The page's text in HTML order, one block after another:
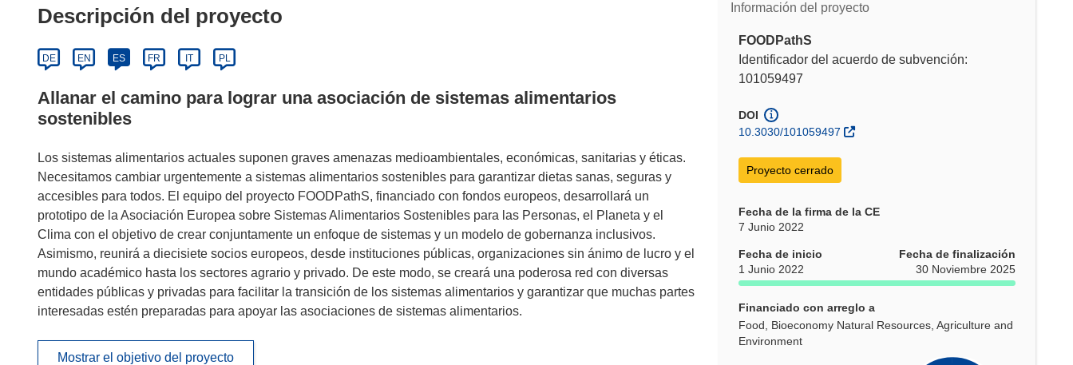
Información del proyecto
FOODPathS
Identificador del acuerdo de subvención:
101059497
DOI
10.3030/101059497
Proyecto cerrado
Fecha de la firma de la CE
7 Junio 2022
Fecha de inicio
1 Junio 2022
Fecha de finalización
30 Noviembre 2025
Financiado con arreglo a
Food, Bioeconomy Natural Resources, Agriculture and
Environment
Descripción del proyecto
DE EN ES FR IT PL
Allanar el camino para lograr una asociación de sistemas alimentarios
sostenibles
Los sistemas alimentarios actuales suponen graves amenazas medioambientales, económicas, sanitarias y éticas.
Necesitamos cambiar urgentemente a sistemas alimentarios sostenibles para garantizar dietas sanas, seguras y
accesibles para todos. El equipo del proyecto FOODPathS, financiado con fondos europeos, desarrollará un
prototipo de la Asociación Europea sobre Sistemas Alimentarios Sostenibles para las Personas, el Planeta y el
Clima con el objetivo de crear conjuntamente un enfoque de sistemas y un modelo de gobernanza inclusivos.
Asimismo, reunirá a diecisiete socios europeos, desde instituciones públicas, organizaciones sin ánimo de lucro y el
mundo académico hasta los sectores agrario y privado. De este modo, se creará una poderosa red con diversas
entidades públicas y privadas para facilitar la transición de los sistemas alimentarios y garantizar que muchas partes
interesadas estén preparadas para apoyar las asociaciones de sistemas alimentarios.
Mostrar el objetivo del proyecto